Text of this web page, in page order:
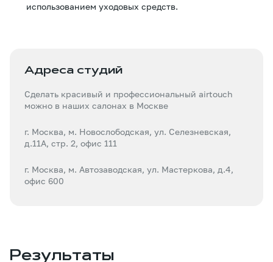
использованием уходовых средств.
Адреса студий
Сделать красивый и профессиональный airtouch
можно в наших салонах в Москве
г. Москва, м. Новослободская, ул. Селезневская,
д.11А, стр. 2, офис 111
г. Москва, м. Автозаводская, ул. Мастеркова, д.4,
офис 600
Результаты